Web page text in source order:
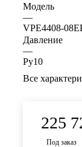
Модель
—
VPE4408-
Давление
—
Ру10
Все
225
Под заказ